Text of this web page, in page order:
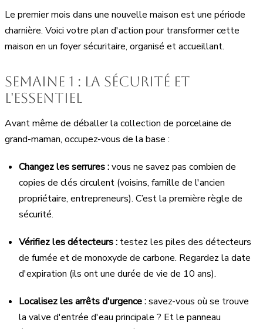
Le premier mois dans une nouvelle maison est une période
charnière. Voici votre plan d'action pour transformer cette
maison en un foyer sécuritaire, organisé et accueillant.
Semaine 1 : la sécurité et
l'essentiel
Avant même de déballer la collection de porcelaine de
grand-maman, occupez-vous de la base :
Changez les serrures :vous ne savez pas combien de
copies de clés circulent (voisins, famille de l'ancien
propriétaire, entrepreneurs). C’est la première règle de
sécurité.
Vérifiez les détecteurs : testez les piles des détecteurs
de fumée et de monoxyde de carbone. Regardez la date
d'expiration (ils ont une durée de vie de 10 ans).
Localisez les arrêts d'urgence :savez-vous où se trouve
la valve d'entrée d'eau principale ? Et le panneau